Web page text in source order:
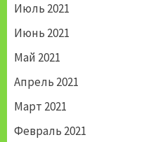
Июль 2021
Июнь 2021
Май 2021
Апрель 2021
Март 2021
Февраль 2021